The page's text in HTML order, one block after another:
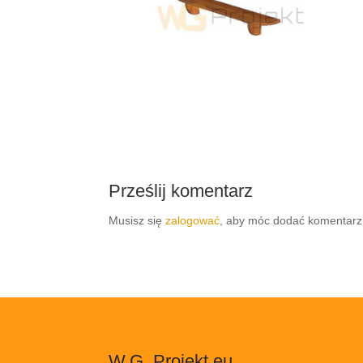
Prześlij komentarz
Musisz sięzalogować , aby móc dodać komentarz.